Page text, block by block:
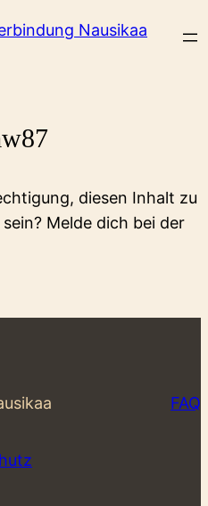
diesen Inhalt zu
Melde dich bei der
FAQ